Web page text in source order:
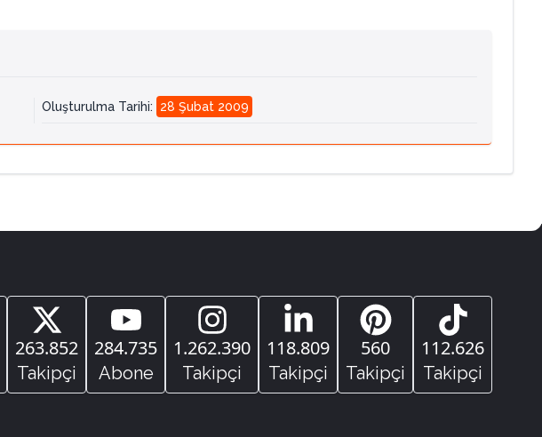
Oluşturulma Tarihi: 28 Şubat 2009
263.852
Takipçi
284.735
Abone
1.262.390
Takipçi
118.809
Takipçi
560
Takipçi
112.626
Takipçi